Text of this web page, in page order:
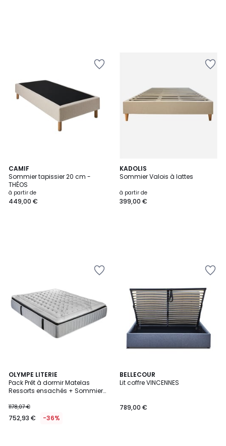
CAMIF
Sommier tapissier 20 cm -
THÉOS
à partir de
449,00 €
KADOLIS
Sommier Valois à lattes
à partir de
399,00 €
OLYMPE LITERIE
Pack Prêt à dormir Matelas
Ressorts ensachés + Sommier
1178,07 €
752,93 € -36%
BELLECOUR
Lit coffre VINCENNES
789,00 €